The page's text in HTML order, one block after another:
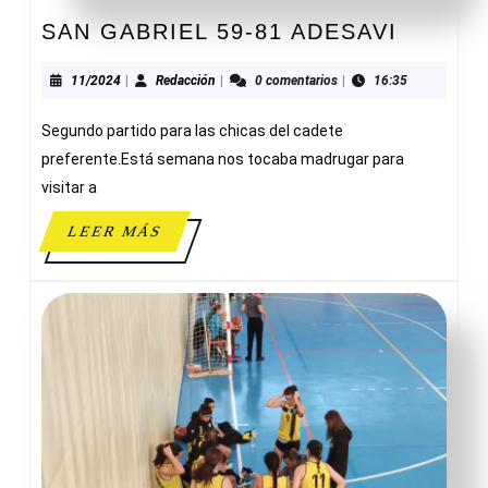
SAN GABRIEL 59-81 ADESAVI
59-
11/202411/2024Redacción Redacción0 comentarios 16:35
Segundo partido para las chicas del cadete
preferente.Está semana nos tocaba madrugar para
visitar a
LEER MÁSLEER
MÁS